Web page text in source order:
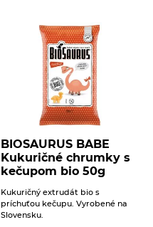
BIOSAURUS BABE
Kukuričné chrumky s
kečupom bio 50g
Kukuričný extrudát bio s
príchuťou kečupu. Vyrobené na
Slovensku.